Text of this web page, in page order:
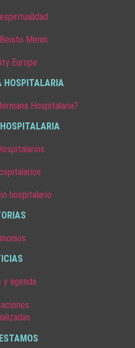
Menni
Europe
HOSPITALARIA
Hospitalaria?
hospitalario
agenda